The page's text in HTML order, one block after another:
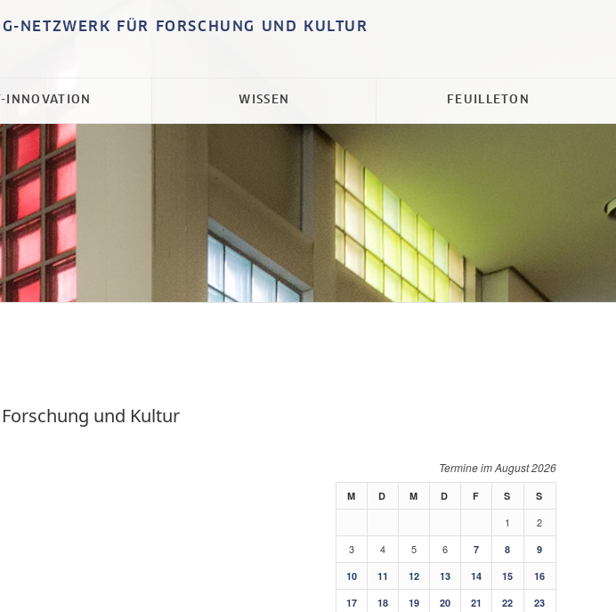
NETZWERK FÜR FORSCHUNG UND KULTUR
INNOVATION WISSEN FEUILLETON
und Kultur
August 2026
M D M D F S S
1
2
3
4 5 6 7 8
9
10
11 12 13 14 15
16
17
18 19 20 21 22
23